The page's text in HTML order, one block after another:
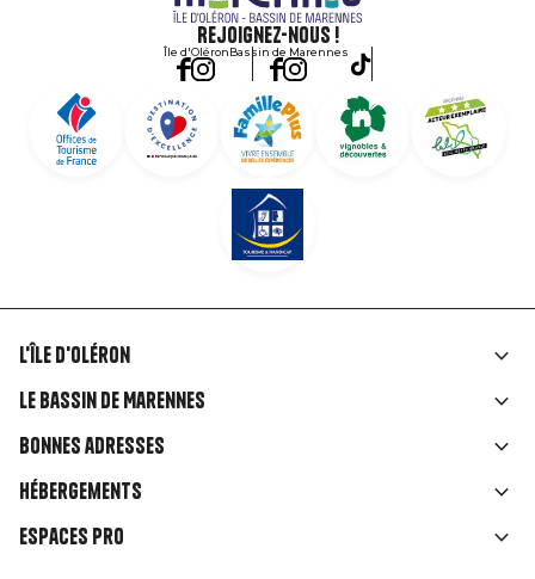
Rejoignez-nous !
Île d'OléronBassin de Marennes
Liens
rubriques
L'île d'Oléron
Le Bassin de Marennes
Bonnes adresses
Hébergements
Espaces Pro